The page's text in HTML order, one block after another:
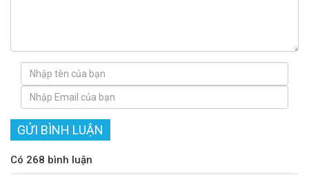
GỬI BÌNH LUẬN
Có 268 bình luận